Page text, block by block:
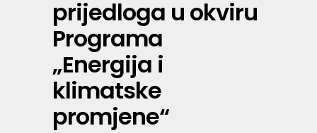
prijedloga u okviru
Programa
„Energija i
klimatske
promjene“